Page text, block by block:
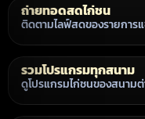
ถ่ายทอดสดไก่ชน
ติดตามไลฟ์สดของรายการ
รวมโปรแกรมทุกสนาม
ดูโปรแกรมไก่ชนของสนาม